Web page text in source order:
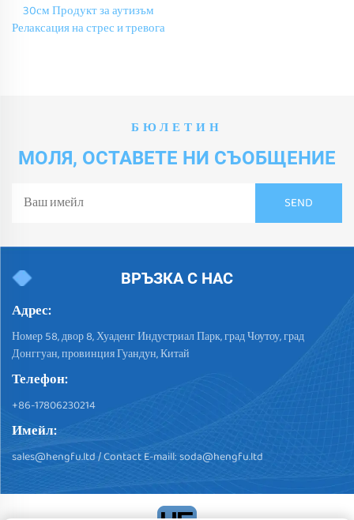
30см Продукт за аутизъм
Релаксация на стрес и тревога
БЮЛЕТИН
МОЛЯ, ОСТАВЕТЕ НИ СЪОБЩЕНИЕ
ВРЪЗКА С НАС
Адрес:
Номер 58, двор 8, Хуаденг Индустриал Парк, град Чоутоу, град
Донггуан, провинция Гуандун, Китай
Телефон:
+86-17806230214
Имейл:
sales@hengfu.ltd/ Contact E-maill:soda@hengfu.ltd